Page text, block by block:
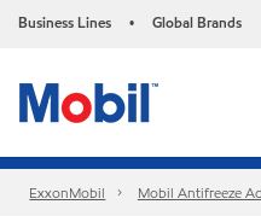
Business Lines • Global Brands
ExxonMobil Mobil Antifreeze